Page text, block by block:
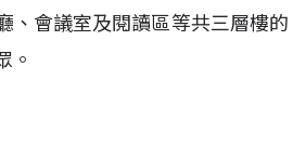
、會議室及閱讀區等共三層樓的
。